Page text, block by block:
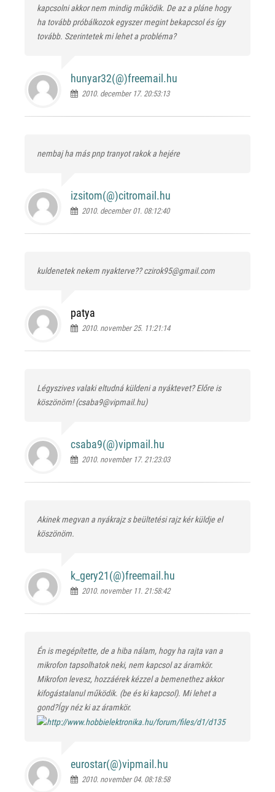
kapcsolni akkor nem mindig működik. De az a pláne hogy
ha tovább próbálkozok egyszer megint bekapcsol és így
tovább. Szerintetek mi lehet a probléma?
hunyar32(@)freemail.hu
2010. december 17. 20:53:13
nembaj ha más pnp tranyot rakok a hejére
izsitom(@)citromail.hu
2010. december 01. 08:12:40
kuldenetek nekem nyakterve?? czirok95@gmail.com
patya
2010. november 25. 11:21:14
Légyszives valaki eltudná küldeni a nyáktevet? Előre is
köszönöm! (csaba9@vipmail.hu)
csaba9(@)vipmail.hu
2010. november 17. 21:23:03
Akinek megvan a nyákrajz s beültetési rajz kér küldje el
köszönöm.
k_gery21(@)freemail.hu
2010. november 11. 21:58:42
Én is megépítette, de a hiba nálam, hogy ha rajta van a
mikrofon tapsolhatok neki, nem kapcsol az áramkör.
Mikrofon levesz, hozzáérek kézzel a bemenethez akkor
kifogástalanul működik. (be és ki kapcsol). Mi lehet a
gond?Így néz ki az áramkör.
eurostar(@)vipmail.hu
2010. november 04. 08:18:58